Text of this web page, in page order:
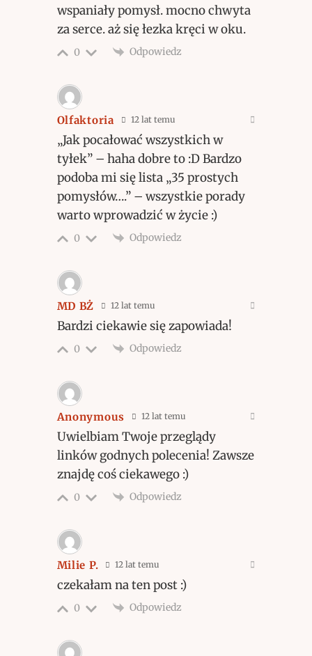
wspaniały pomysł. mocno chwyta
za serce. aż się łezka kręci w oku.
0 Odpowiedz
Olfaktoria 12 lat temu
„Jak pocałować wszystkich w
tyłek” – haha dobre to :D Bardzo
podoba mi się lista „35 prostych
pomysłów….” – wszystkie porady
warto wprowadzić w życie :)
0 Odpowiedz
MD BŻ 12 lat temu
Bardzi ciekawie się zapowiada!
0 Odpowiedz
Anonymous 12 lat temu
Uwielbiam Twoje przeglądy
linków godnych polecenia! Zawsze
znajdę coś ciekawego :)
0 Odpowiedz
Milie P. 12 lat temu
czekałam na ten post :)
0 Odpowiedz